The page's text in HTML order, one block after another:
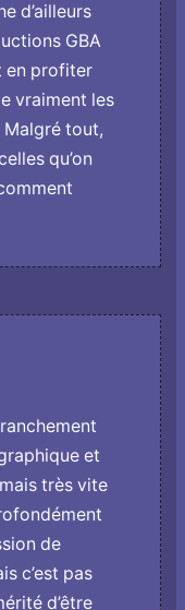
d’ailleurs
GBA
en profiter
vraiment les
Malgré tout,
qu’on
et
très vite
de
c’est pas
d’être